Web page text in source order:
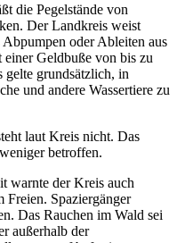
die Pegelstände von
Der Landkreis weist
Abpumpen oder Ableiten aus
einer Geldbuße von bis zu
gelte grundsätzlich, in
und andere Wassertiere zu
laut Kreis nicht. Das
betroffen.
warnte der Kreis auch
Freien. Spaziergänger
Das Rauchen im Wald sei
außerhalb der